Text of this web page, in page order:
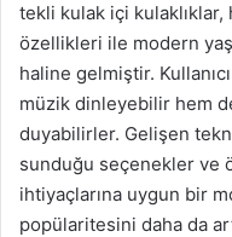
tekli kulak içi
özellikleri ile modern
haline gelmiştir.
müzik dinleyebilir hem
duyabilirler. Gelişen
sunduğu seçenekler ve
ihtiyaçlarına uygun bir
popülaritesini daha da